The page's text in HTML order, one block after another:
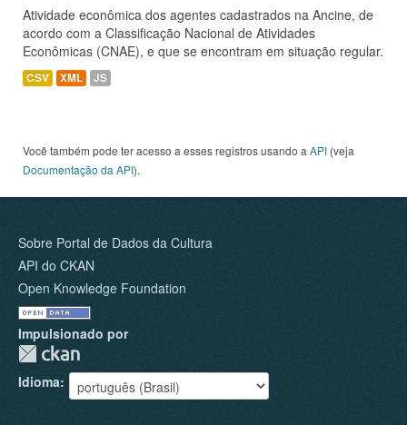
Atividade econômica dos agentes cadastrados na Ancine, de
acordo com a Classificação Nacional de Atividades
Econômicas (CNAE), e que se encontram em situação regular.
CSV XML JS
Você também pode ter acesso a esses registros usando a API (veja
Documentação da API).
Sobre Portal de Dados da Cultura
API do CKAN
Open Knowledge Foundation
Impulsionado por
Idioma